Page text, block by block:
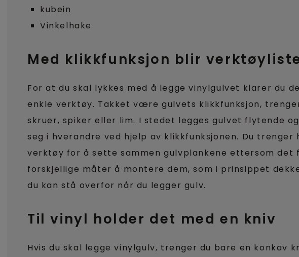
kubein
Vinkelhake
Med klikkfunksjon blir
For at du skal lykkes med å legge vinylgulvet klarer du
enkle verktøy. Takket være gulvets klikkfunksjon,
skruer, spiker eller lim. I stedet legges gulvet flytende
seg i hverandre ved hjelp av klikkfunksjonen. Du trenger
verktøy for å sette sammen gulvplankene ettersom det
forskjellige måter å montere dem, som i prinsippet
du kan stå overfor når du legger gulv.
Til vinyl holder det med en kniv
Hvis du skal legge vinylgulv, trenger du bare en konkav